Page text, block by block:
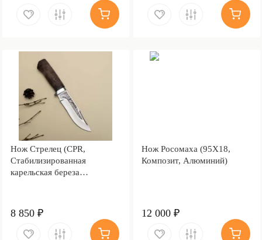
Нож Стрелец (CPR,
Стабилизированная
карельская береза
8 850 ₽
Нож Росомаха (95Х18,
Композит, Алюминий)
12 000 ₽